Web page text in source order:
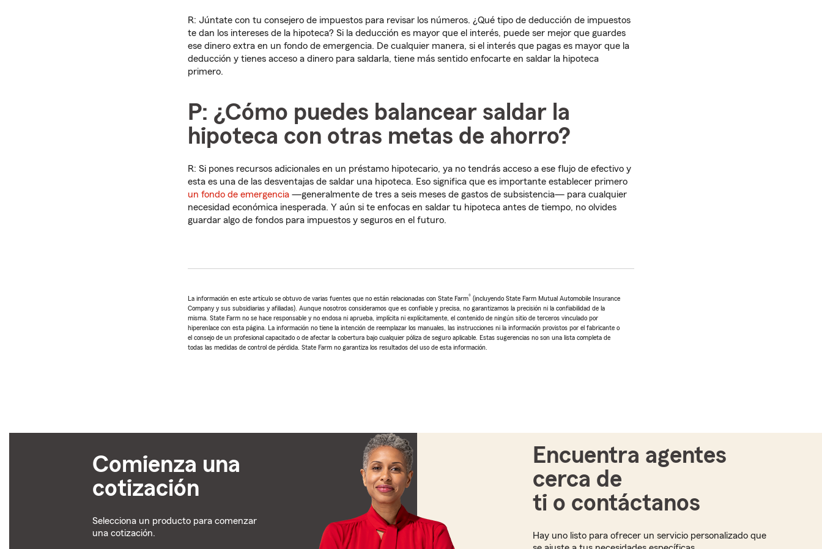
R: Júntate con tu consejero de impuestos para revisar los números. ¿Qué tipo de deducción de impuestos
te dan los intereses de la hipoteca? Si la deducción es mayor que el interés, puede ser mejor que guardes
ese dinero extra en un fondo de emergencia. De cualquier manera, si el interés que pagas es mayor que la
deducción y tienes acceso a dinero para saldarla, tiene más sentido enfocarte en saldar la hipoteca
primero.
P: ¿Cómo puedes balancear saldar la
hipoteca con otras metas de ahorro?
R: Si pones recursos adicionales en un préstamo hipotecario, ya no tendrás acceso a ese flujo de efectivo y
esta es una de las desventajas de saldar una hipoteca. Eso significa que es importante establecer primero
un fondo de emergencia —generalmente de tres a seis meses de gastos de subsistencia— para cualquier
necesidad económica inesperada. Y aún si te enfocas en saldar tu hipoteca antes de tiempo, no olvides
guardar algo de fondos para impuestos y seguros en el futuro.
La información en este artículo se obtuvo de varias fuentes que no están relacionadas con State Farm® (incluyendo State Farm Mutual Automobile Insurance
Company y sus subsidiarias y afiliadas). Aunque nosotros consideramos que es confiable y precisa, no garantizamos la precisión ni la confiabilidad de la
misma. State Farm no se hace responsable y no endosa ni aprueba, implícita ni explícitamente, el contenido de ningún sitio de terceros vinculado por
hiperenlace con esta página. La información no tiene la intención de reemplazar los manuales, las instrucciones ni la información provistos por el fabricante o
el consejo de un profesional capacitado o de afectar la cobertura bajo cualquier póliza de seguro aplicable. Estas sugerencias no son una lista completa de
todas las medidas de control de pérdida. State Farm no garantiza los resultados del uso de esta información.
Comienza una
cotización
Selecciona un producto para comenzar
una cotización.
Encuentra agentes
cerca de
ti o contáctanos
Hay uno listo para ofrecer un servicio personalizado que